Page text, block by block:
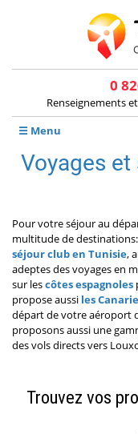
0
Renseignements
☰ Menu
Voyages
Pour votre séjour au
multitude de
séjour club en Tunisie,
adeptes des voyages en
sur lescôtes espagnoles
propose aussi les
départ de votre aéroport
proposons aussi une
des vols directs vers
Trouvez vos